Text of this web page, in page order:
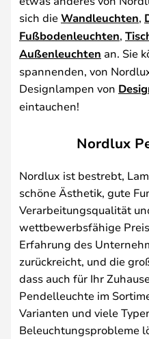
sich dieWandleuchten,
Fußbodenleuchten,
Außenleuchten an. Sie
spannenden, von
Designlampen von
eintauchen!
Nordlux
Nordlux ist bestrebt,
schöne Ästhetik, gute
Verarbeitungsqualität
wettbewerbsfähige
Erfahrung des
zurückreicht, und die
dass auch für Ihr
Pendelleuchte im
Varianten und viele
Beleuchtungsprobleme